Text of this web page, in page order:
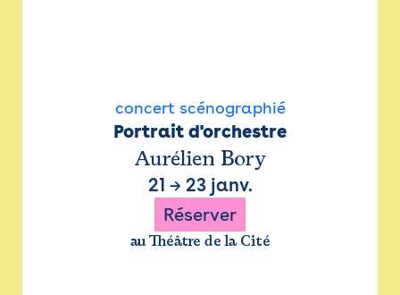
concert scénographié
Portrait d'orchestre
Aurélien Bory
21 → 23 janv.
Réserver
au Théâtre de la Cité